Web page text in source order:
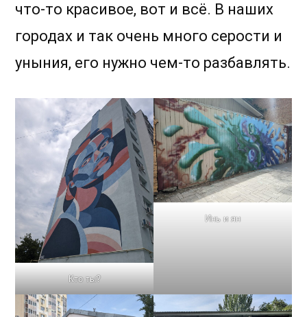
что-то красивое, вот и всё. В наших
городах и так очень много серости и
уныния, его нужно чем-то разбавлять.
Кто ты?
Инь и ян